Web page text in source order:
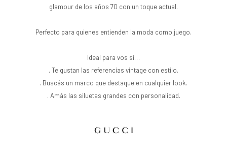
glamour de los años 70 con un toque actual.
Perfecto para quienes entienden la moda como juego.
Ideal para vos si…
. Te gustan las referencias vintage con estilo.
. Buscás un marco que destaque en cualquier look.
. Amás las siluetas grandes con personalidad.